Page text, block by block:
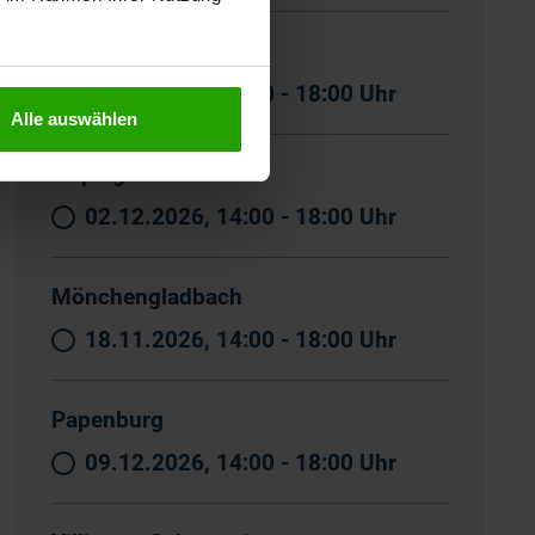
Alle auswählen
09.12.2026, 14:00 - 18:00 Uhr
Leipzig
02.12.2026, 14:00 - 18:00 Uhr
Mönchengladbach
18.11.2026, 14:00 - 18:00 Uhr
Papenburg
09.12.2026, 14:00 - 18:00 Uhr